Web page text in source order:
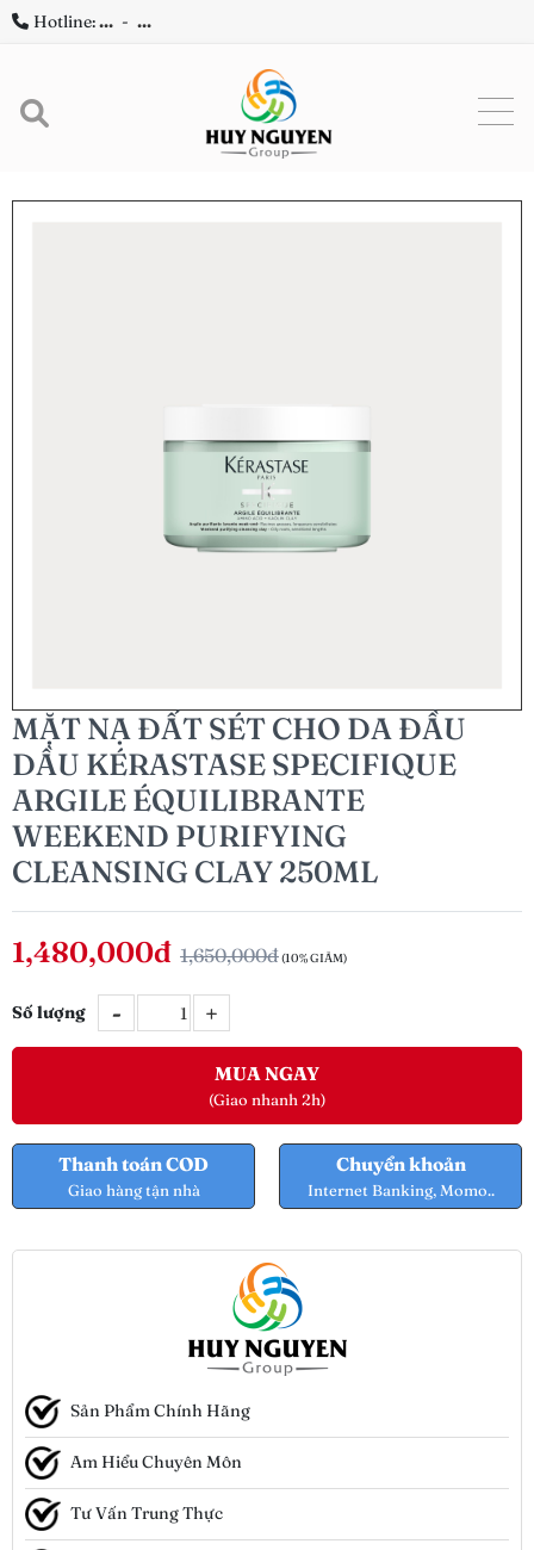
Hotline:... - ...
MẶT NẠ ĐẤT SÉT CHO DA ĐẦU
DẦU KÉRASTASE SPECIFIQUE
ARGILE ÉQUILIBRANTE
WEEKEND PURIFYING
CLEANSING CLAY 250ML
1,480,000đ 1,650,000đ(10% GIẢM)
Số lượng - +
MUA NGAY
(Giao nhanh 2h)
Thanh toán COD
Giao hàng tận nhà
Chuyển khoản
Internet Banking, Momo..
Sản Phẩm Chính Hãng
Am Hiểu Chuyên Môn
Tư Vấn Trung Thực